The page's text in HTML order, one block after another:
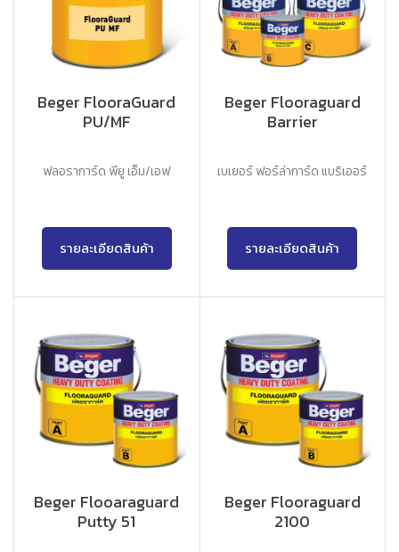
Beger FlooraGuard
PU/MF
ฟลอราการ์ด พียู เอ็ม/เอฟ
รายละเอียดสินค้า
Beger Flooraguard
Barrier
เบเยอร์ ฟอร์ล่าการ์ด แบริเออร์
รายละเอียดสินค้า
Beger Flooaraguard
Putty 51
Beger Flooraguard
2100